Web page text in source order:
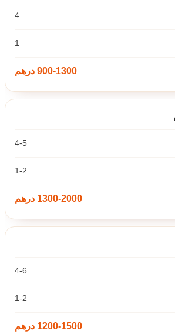
4
1
900-1300 درهم
4-5
1-2
1300-2000 درهم
4-6
1-2
1200-1500 درهم